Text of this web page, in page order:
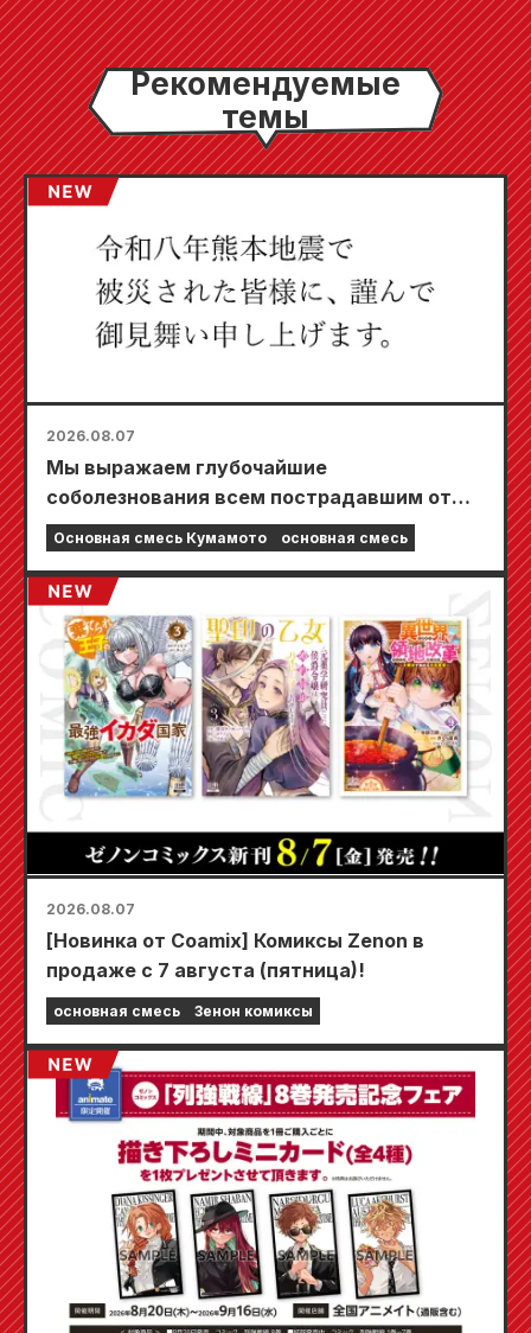
Рекомендуемые
темы
2026.08.07
Мы выражаем глубочайшие
соболезнования всем пострадавшим от
землетрясения в Кумамото в 2026 году.
Основная смесь Кумамото основная смесь
2026.08.07
[Новинка от Coamix] Комиксы Zenon в
продаже с 7 августа (пятница)!
основная смесь Зенон комиксы